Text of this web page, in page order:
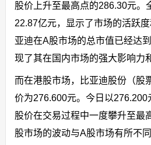
股价上升至最高点的286.30元。
22.87亿元，显示了市场的活跃
亚迪在A股市场的总市值已经达
现了其在国内市场的强大影响力
而在港股市场，比亚迪股份（股
价为276.600元。今日以276.200
股价在交易过程中一度攀升至最
股市场的波动与A股市场有所不